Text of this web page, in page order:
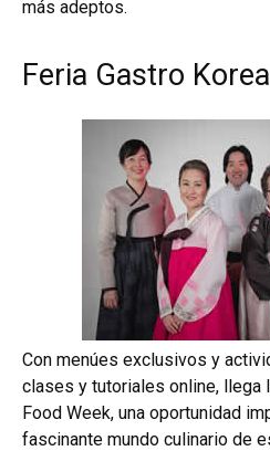
más adeptos.
Feria Gastro
Con menúes exclusivos y
clases y tutoriales online, llega
Food Week, una oportunidad
fascinante mundo culinario de